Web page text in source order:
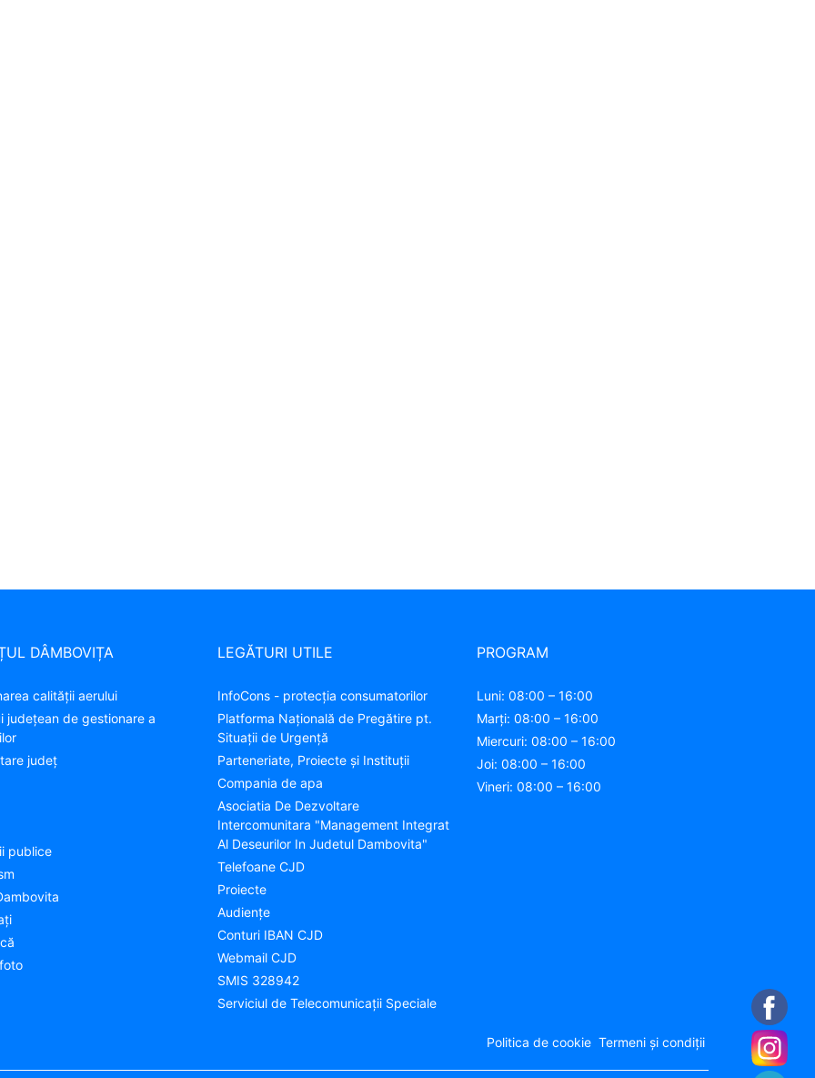
DÂMBOVIȚA
calității aerului
județean de gestionare a
judeţ
publice
LEGĂTURI UTILE
InfoCons - protecția consumatorilor
Platforma Națională de Pregătire pt.
Situații de Urgență
Parteneriate, Proiecte și Instituții
Compania de apa
Asociatia De Dezvoltare
Intercomunitara "Management Integrat
Al Deseurilor In Judetul Dambovita"
Telefoane CJD
Proiecte
Audienţe
Conturi IBAN CJD
Webmail CJD
SMIS 328942
Serviciul de Telecomunicații Speciale
PROGRAM
Luni: 08:00 – 16:00
Marți: 08:00 – 16:00
Miercuri: 08:00 – 16:00
Joi: 08:00 – 16:00
Vineri: 08:00 – 16:00
Politica de cookie Termeni și condiții